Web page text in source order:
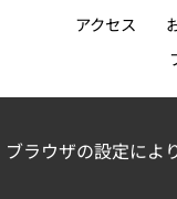
ラウザの設定に
アクセス